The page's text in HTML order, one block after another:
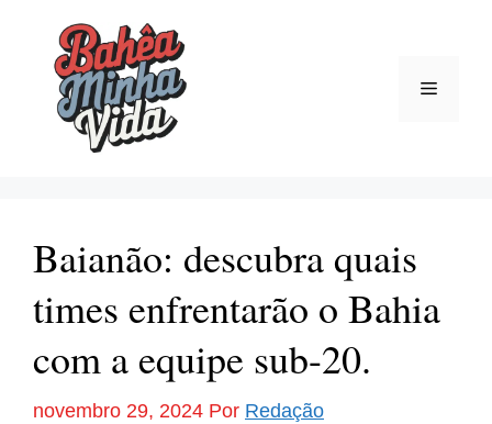
conteúdo
Menu
Baianão: descubra quais
times enfrentarão o Bahia
com a equipe sub-20.
novembro 29, 2024 Por Redação